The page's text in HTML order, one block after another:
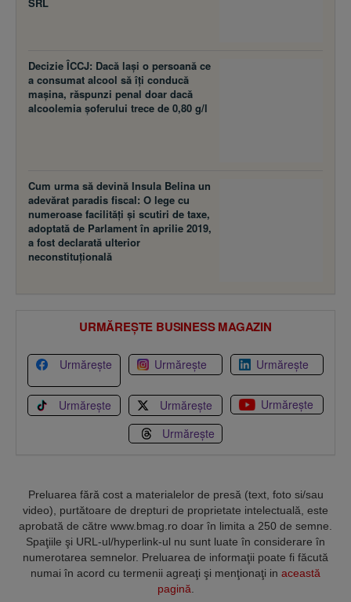
Decizie ÎCCJ: Dacă laşi o persoană ce
a consumat alcool să îţi conducă
maşina, răspunzi penal doar dacă
alcoolemia şoferului trece de 0,80 g/l
Cum urma să devină Insula Belina un
adevărat paradis fiscal: O lege cu
numeroase facilităţi şi scutiri de taxe,
adoptată de Parlament în aprilie 2019,
a fost declarată ulterior
neconstituţională
URMĂREȘTE BUSINESS MAGAZIN
Urmărește Urmărește Urmărește
Urmărește Urmărește
Urmărește
Urmărește
Preluarea fără cost a materialelor de presă (text, foto si/sau
video), purtătoare de drepturi de proprietate intelectuală, este
aprobată de către www.bmag.ro doar în limita a 250 de semne.
Spaţiile şi URL-ul/hyperlink-ul nu sunt luate în considerare în
numerotarea semnelor. Preluarea de informaţii poate fi făcută
numai în acord cu termenii agreaţi şi menţionaţi in această
pagină.